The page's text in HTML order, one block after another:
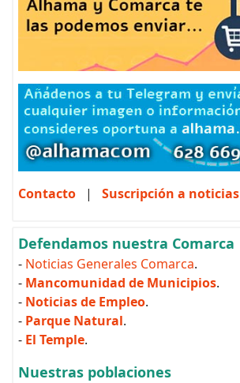
Contacto | Suscripción a noticias
Defendamos nuestra Comarca
- Noticias Generales Comarca.
- Mancomunidad de Municipios.
- Noticias de Empleo.
- Parque Natural.
- El Temple.
Nuestras poblaciones